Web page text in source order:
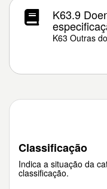
K63.9
K63 Outras
Classificação
Indica a situação da
classificação.